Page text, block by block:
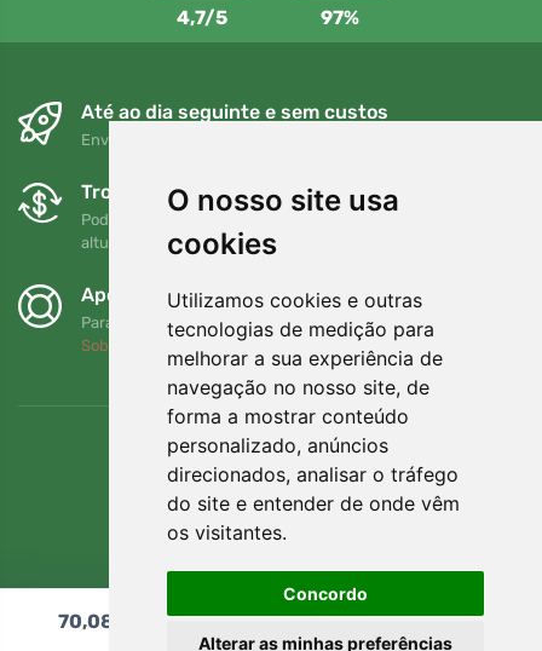
O nosso site usa
cookies
Utilizamos cookies e outras
tecnologias de medição para
melhorar a sua experiência de
navegação no nosso site, de
forma a mostrar conteúdo
personalizado, anúncios
direcionados, analisar o tráfego
do site e entender de onde vêm
os visitantes.
Concordo
Alterar as minhas preferências
4,7/5 97%
Até ao dia seguinte e sem custos
Envio gratuito para encomendas superiores a 80 EUR
Trocas e devoluções gratuitas
Pode devolver ou trocar a sua encomenda em qualquer
altura no prazo de 90 dias
Apoiamos a Trees.org
Para cada encomenda plantamos uma árvore! Leia mais
Sobre nós
70,08 Adicionar ao carrinho